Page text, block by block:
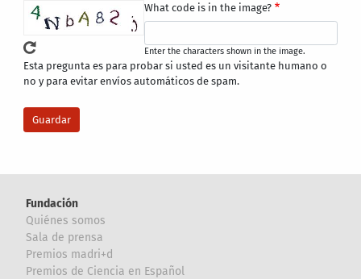
What code is in the image?
Enter the characters shown in the image.
Esta pregunta es para probar si usted es un visitante humano o
no y para evitar envíos automáticos de spam.
Fundación
Quiénes somos
Sala de prensa
Premios madri+d
Premios de Ciencia en Español